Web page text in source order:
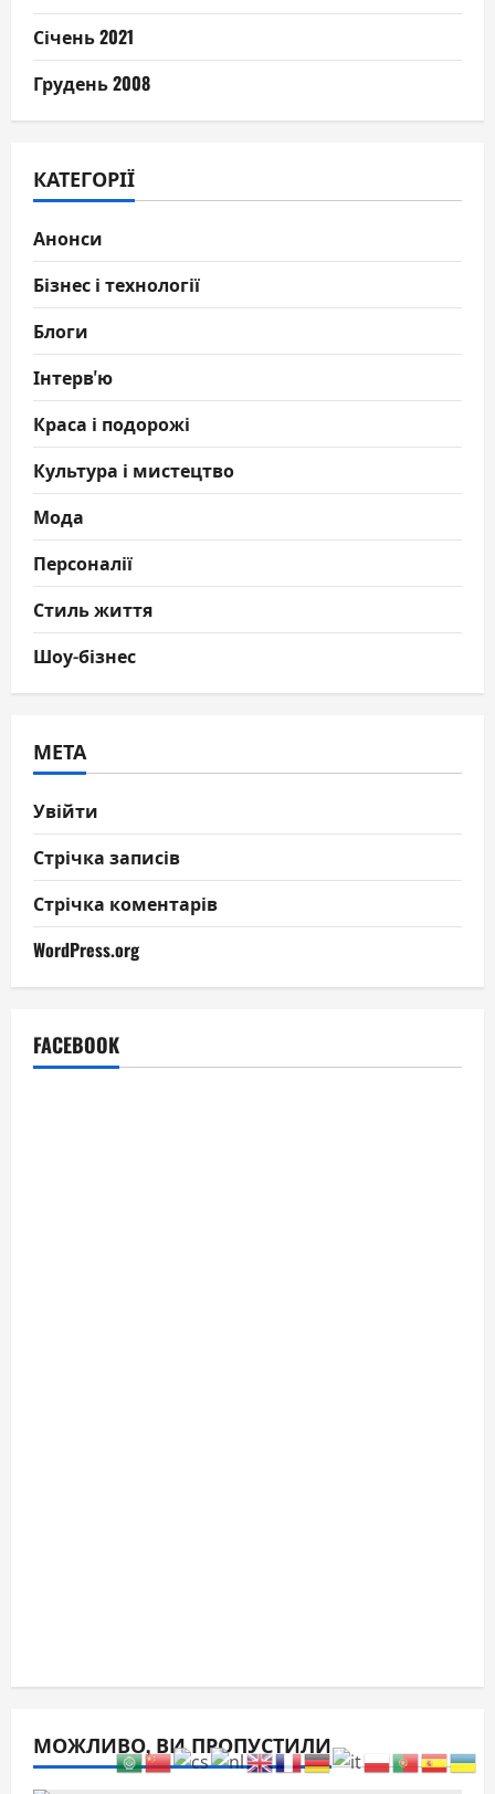
Січень 2021
Грудень 2008
КАТЕГОРІЇ
Анонси
Бізнес і технології
Блоги
Інтерв'ю
Краса і подорожі
Культура і мистецтво
Мода
Персоналії
Стиль життя
Шоу-бізнес
МЕТА
Увійти
Стрічка записів
Стрічка коментарів
WordPress.org
FACEBOOK
МОЖЛИВО, ВИ ПРОПУСТИЛИ